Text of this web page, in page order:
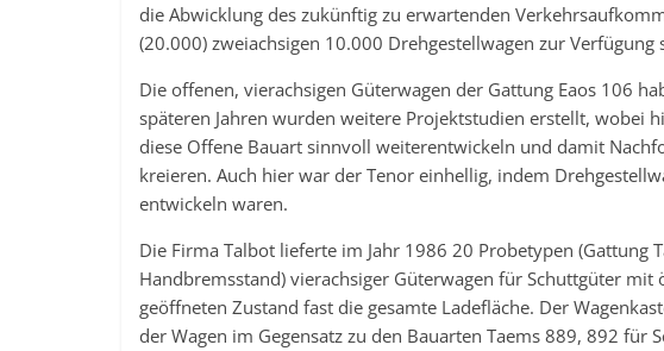
die Abwicklung des zukünftig zu erwartenden
(20.000) zweiachsigen 10.000 Drehgestellwagen zur Verfügung
Die offenen, vierachsigen Güterwagen der Gattung Eaos 106
späteren Jahren wurden weitere Projektstudien erstellt, wobei
diese Offene Bauart sinnvoll weiterentwickeln und damit
kreieren. Auch hier war der Tenor einhellig, indem
entwickeln waren.
Die Firma Talbot lieferte im Jahr 1986 20 Probetypen (Gattung
Handbremsstand) vierachsiger Güterwagen für Schuttgüter
geöffneten Zustand fast die gesamte Ladefläche. Der
der Wagen im Gegensatz zu den Bauarten Taems 889, 892 für